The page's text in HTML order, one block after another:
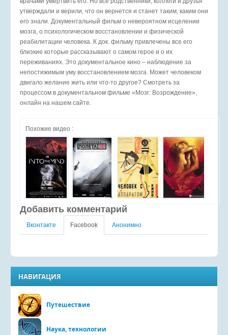
утверждали и верили, что он вернется и станет таким, каким они
его знали. Документальный фильм о невероятном исцелении
мозга, о психологическом восстановлении и физической
реабилитации человека. К док. фильму привлечены все его
близкие которые рассказывают о самом герое и о их
переживаниях. Это документальное кино – наблюдение за
непостижимым уму восстановлением мозга. Может человеком
двигало желание жить или что-то другое? Смотреть за
процессом в документальном фильме «Мозг: Возрождение»,
онлайн на нашем сайте.
Похожие видео :
Добавить комментарий
Вконтакте Facebook Анонимно
НАВИГАЦИЯ
Путешествие
Наука, технологии